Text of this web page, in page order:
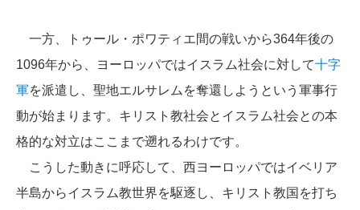
一方、トゥール・ポワティエ間の戦いから364年後の
1096年から、ヨーロッパではイスラム社会に対して十字
軍を派遣し、聖地エルサレムを奪還しようという軍事行
動が始まります。キリスト教社会とイスラム社会との本
格的な対立はここまで遡れるわけです。
こうした動きに呼応して、西ヨーロッパではイベリア
半島からイスラム教世界を駆逐し、キリスト教国を打ち